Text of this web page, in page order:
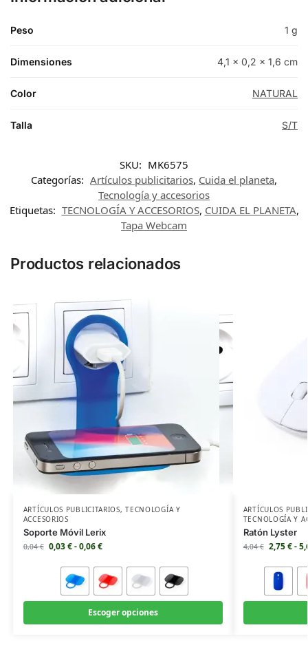
Peso 1 g
Dimensiones 4,1 × 0,2 × 1,6 cm
Color NATURAL
Talla S/T
SKU: MK6575
Categorías: Artículos publicitarios, Cuida el planeta,
Tecnología y accesorios
Etiquetas: TECNOLOGÍA Y ACCESORIOS, CUIDA EL PLANETA,
Tapa Webcam
Productos relacionados
ARTÍCULOS PUBLICITARIOS,TECNOLOGÍA Y
ACCESORIOS
Soporte Móvil Lerix
0,04€ 0,03€-0,06€
Escoger opciones
ARTÍCULOS
TECNOLOGÍA Y
Ratón Lyster
4,04€ 2,75€-